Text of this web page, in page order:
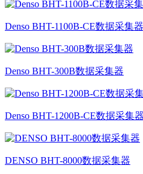
Denso BHT-1100B-CE数据采集器
Denso BHT-300B数据采集器
Denso BHT-1200B-CE数据采集器
DENSO BHT-8000数据采集器